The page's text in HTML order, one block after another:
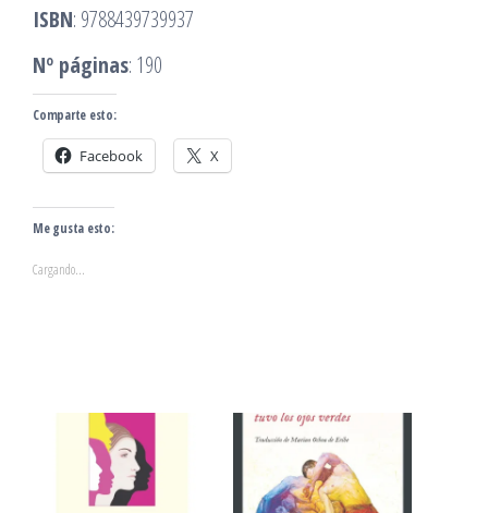
ISBN: 9788439739937
Nº páginas: 190
Comparte esto:
Facebook X
Me gusta esto:
Cargando...